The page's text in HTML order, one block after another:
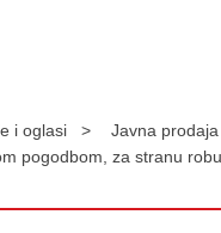
i oglasi > Javna
pogodbom, za stranu